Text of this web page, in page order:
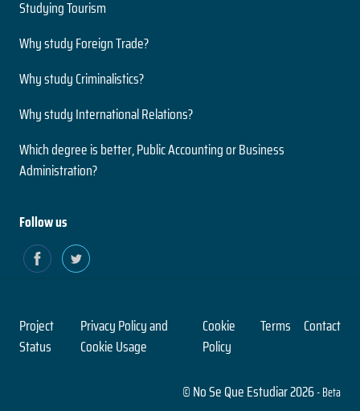
Duración
Nivel
Modalidad
Ingeniería Civil en Informática
5 años
Duración
Grado
Nivel
Ingeniería Civil en Obras Civiles
Modalidad
Duración
Nivel
Presencial
Paleontología
2 años
Magíster
Nivel
Presencial
Studying Tourism
Why study Foreign Trade?
Why study Criminalistics?
Why study International Relations?
Which degree is better, Public Accounting or Business
Administration?
Follow us
Project
Status
Privacy Policy and
Cookie Usage
Cookie
Policy
Terms Contact
© No Se Que Estudiar 2026- Beta